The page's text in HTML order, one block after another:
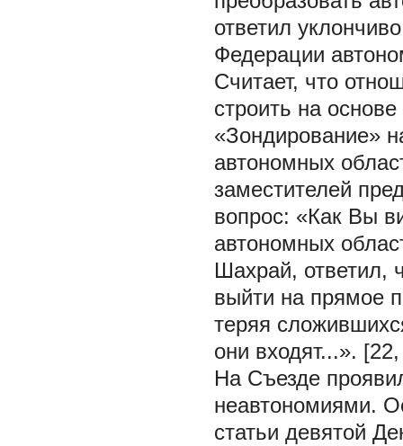
ответил
Федерации
Считает, что
строить на
«Зондирование»
автономных
заместителей
вопрос: «Как Вы
автономных
Шахрай, ответил,
выйти на прямое
теряя
они входят...».
На Съезде
неавтономиями.
статьи девятой